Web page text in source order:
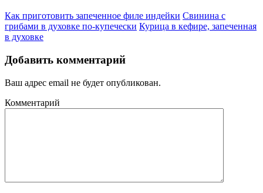
Как приготовить запеченное филе индейки Свинина с
грибами в духовке по-купечески Курица в кефире, запеченная
в духовке
Добавить комментарий
Ваш адрес email не будет опубликован.
Комментарий